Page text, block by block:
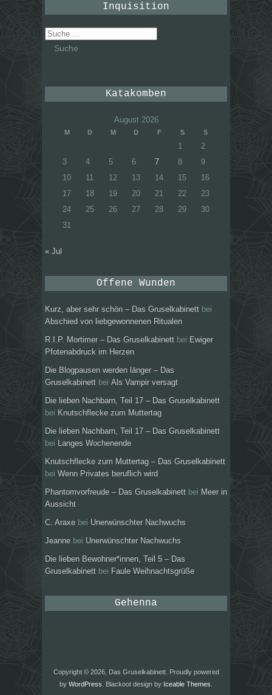
Inquisition
Suche
nach:
Katakomben
August 2026
M D M D F S S
1
2
3
4 5 6 7 8
9
10
11 12 13 14 15
16
17
18 19 20 21 22
23
24
25 26 27 28 29
30
31
« Jul
Offene Wunden
Kurz, aber sehr schön – Das Gruselkabinett bei
Abschied von liebgewonnenen Ritualen
R.I.P. Mortimer – Das Gruselkabinett bei Ewiger
Pfotenabdruck im Herzen
Die Blogpausen werden länger – Das
Gruselkabinett bei Als Vampir versagt
Die lieben Nachbarn, Teil 17 – Das Gruselkabinett
bei Knutschflecke zum Muttertag
Die lieben Nachbarn, Teil 17 – Das Gruselkabinett
bei
Langes Wochenende
Knutschflecke zum Muttertag – Das Gruselkabinett
bei Wenn Privates beruflich wird
Phantomvorfreude – Das Gruselkabinett bei Meer in
Aussicht
C. Araxe bei Unerwünschter Nachwuchs
Jeanne bei Unerwünschter Nachwuchs
Die lieben Bewohner*innen, Teil 5 – Das
Gruselkabinett bei Faule Weihnachtsgrüße
Gehenna
Copyright © 2026, Das Gruselkabinett. Proudly powered
by WordPress . Blackoot design by Iceable Themes